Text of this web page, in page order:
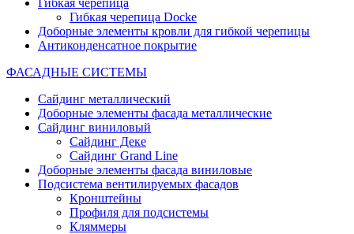
Гибкая черепица
Гибкая черепица Docke
Доборные элементы кровли для гибкой черепицы
Антиконденсатное покрытие
ФАСАДНЫЕ СИСТЕМЫ
Сайдинг металлический
Доборные элементы фасада металлические
Сайдинг виниловый
Сайдинг Деке
Сайдинг Grand Line
Доборные элементы фасада виниловые
Подсистема вентилируемых фасадов
Кронштейны
Профиля для подсистемы
Кляммеры